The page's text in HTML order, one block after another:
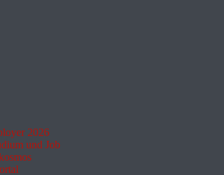
2026
und Job